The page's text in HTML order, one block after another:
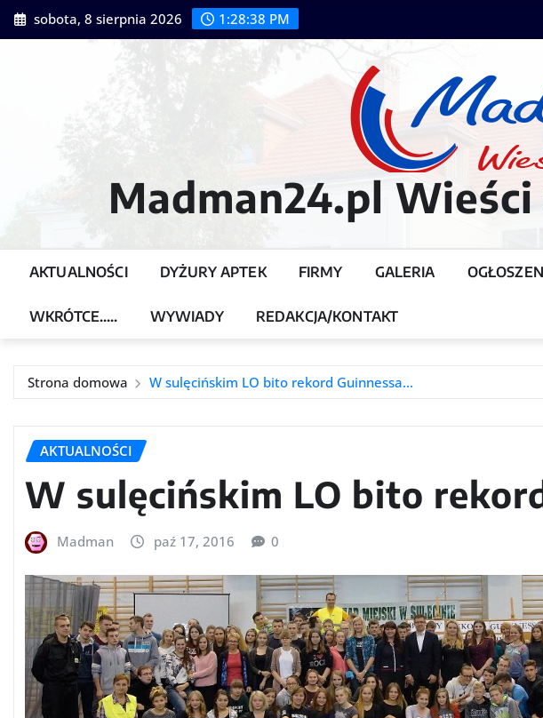
Przejdź
do
sobota, 8 sierpnia 2026 1:28:39 PM
Madman24.pl
AKTUALNOŚCI DYŻURY APTEK FIRMY GALERIA
WKRÓTCE….. WYWIADY REDAKCJA/KONTAKT
Strona domowa W sulęcińskim LO bito rekord Guinnessa…
AKTUALNOŚCI
W sulęcińskim LO bito
Madman paź 17, 2016 0